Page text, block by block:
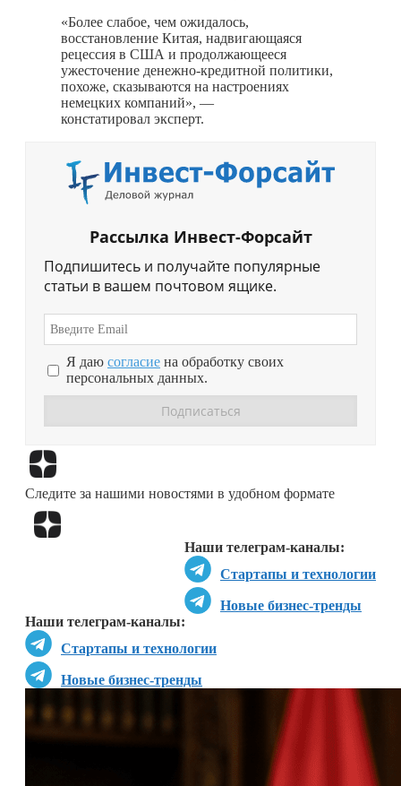
«Более слабое, чем ожидалось,
восстановление Китая, надвигающаяся
рецессия в США и продолжающееся
ужесточение денежно-кредитной политики,
похоже, сказываются на настроениях
немецких компаний», —
констатировал эксперт.
Рассылка Инвест-Форсайт
Подпишитесь и получайте популярные
статьи в вашем почтовом ящике.
Я даю согласие на обработку своих
персональных данных.
Следите за нашими новостями в удобном формате
Наши телеграм-каналы:
Стартапы и технологии
Новые бизнес-тренды
Наши телеграм-каналы:
Стартапы и технологии
Новые бизнес-тренды